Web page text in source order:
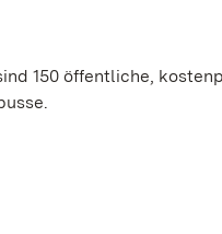
150 öffentliche,